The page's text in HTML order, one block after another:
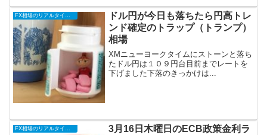
FX相場のリアルタイム情報
ドル円が今日も落ちたら円高トレ
ンド確定のトラップ（トランプ）
相場
XMニューヨークタイムにストーンと落ち
たドル円は１０９円台目前までレートを
下げました下落のきっかけは...
FX相場のリアルタイム情報
3月16日木曜日のECB政策金利ラ